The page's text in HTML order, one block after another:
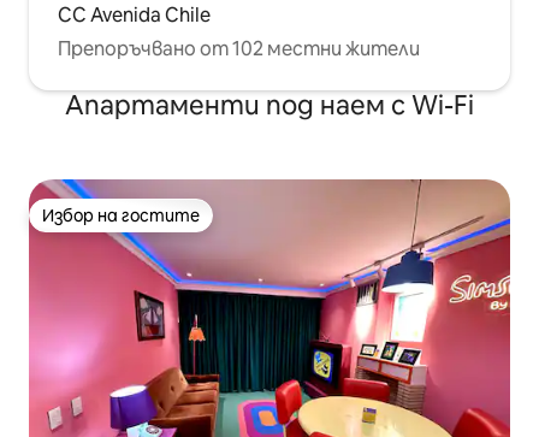
CC Avenida Chile
Препоръчвано от 102 местни жители
Апартаменти под наем с Wi-Fi
Избор на гостите
Избор на гостите